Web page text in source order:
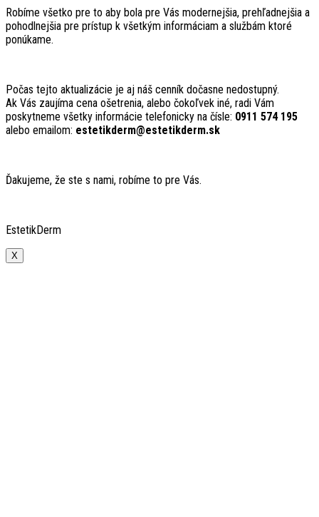
Robíme všetko pre to aby bola pre Vás modernejšia, prehľadnejšia a
pohodlnejšia pre prístup k všetkým informáciam a službám ktoré
ponúkame.
Počas tejto aktualizácie je aj náš cenník dočasne nedostupný.
Ak Vás zaujíma cena ošetrenia, alebo čokoľvek iné, radi Vám
poskytneme všetky informácie telefonicky na čísle: 0911 574 195
alebo emailom: estetikderm@estetikderm.sk
Ďakujeme, že ste s nami, robíme to pre Vás.
EstetikDerm
X